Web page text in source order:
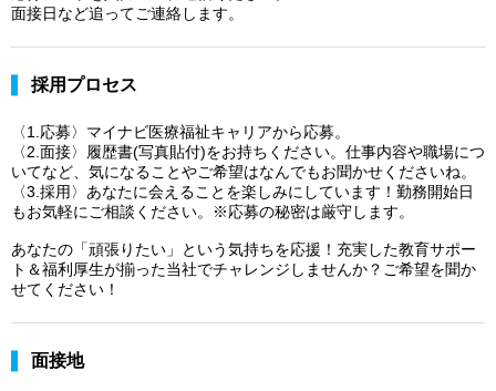
面接日など追ってご連絡します。
採用プロセス
〈1.応募〉マイナビ医療福祉キャリアから応募。
〈2.面接〉履歴書(写真貼付)をお持ちください。仕事内容や職場につ
いてなど、気になることやご希望はなんでもお聞かせくださいね。
〈3.採用〉あなたに会えることを楽しみにしています！勤務開始日
もお気軽にご相談ください。※応募の秘密は厳守します。
あなたの「頑張りたい」という気持ちを応援！充実した教育サポー
ト＆福利厚生が揃った当社でチャレンジしませんか？ご希望を聞か
せてください！
面接地